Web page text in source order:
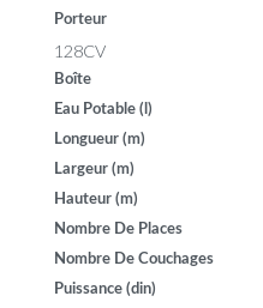
Porteur
128CV
Boîte
Eau Potable (l)
Longueur (m)
Largeur (m)
Hauteur (m)
Nombre De Places
Nombre De Couchages
Puissance (din)